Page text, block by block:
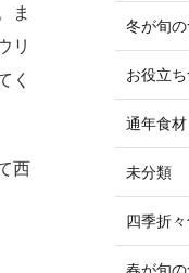
ま
リ
く
西
冬が旬
お役立
通年食材
未分類
四季折
春が旬